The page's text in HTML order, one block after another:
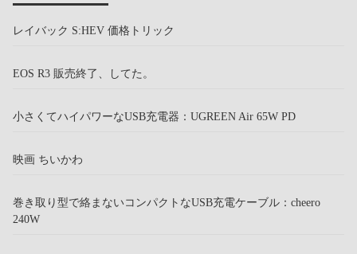
レイバック S:HEV 価格トリック
EOS R3 販売終了、してた。
小さくてハイパワーなUSB充電器：UGREEN Air 65W PD
映画 ちいかわ
巻き取り型で絡まないコンパクトなUSB充電ケーブル：cheero
240W